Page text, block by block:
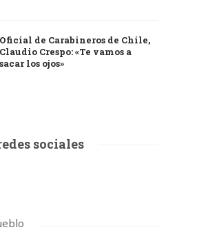
Oficial de Carabineros de Chile,
Claudio Crespo: «Te vamos a
sacar los ojos»
sociales